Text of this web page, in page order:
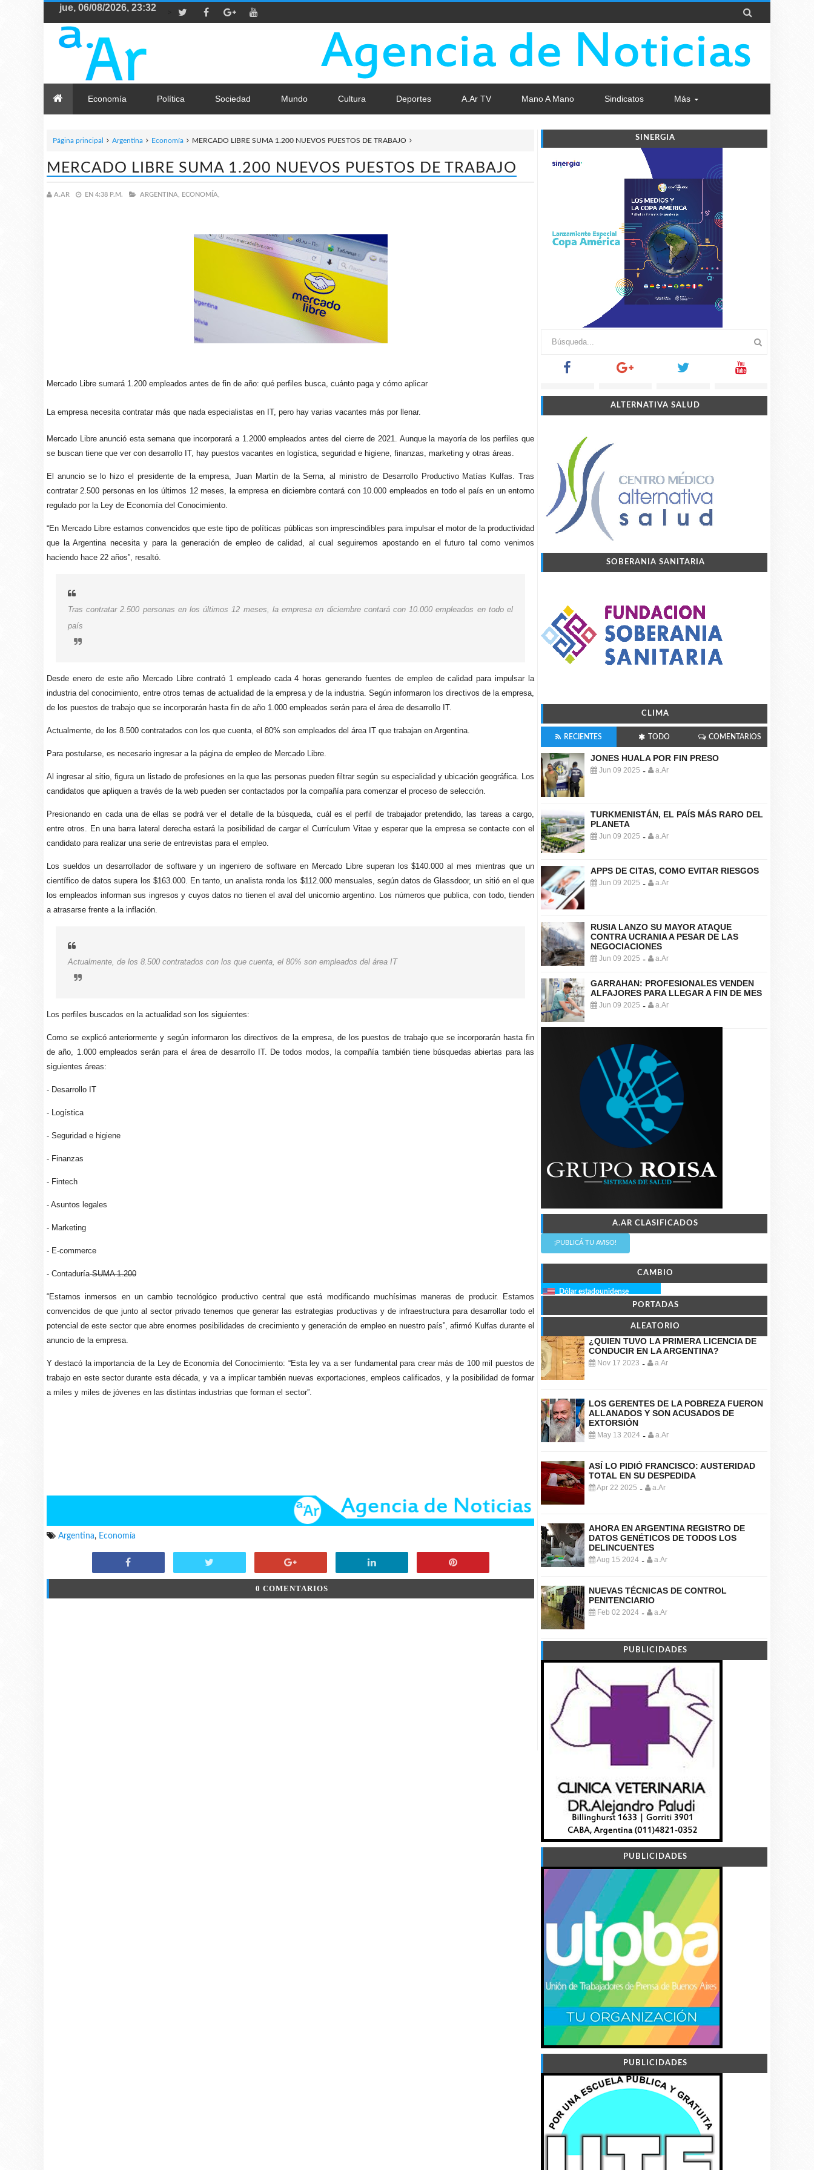

Economía Política Sociedad Mundo Cultura Deportes A.Ar TV Mano A Mano Sindicatos Más
Página principal Argentina Economía MERCADO LIBRE SUMA 1.200 NUEVOS PUESTOS DE TRABAJO
MERCADO LIBRE SUMA 1.200 NUEVOS PUESTOS DE TRABAJO
A.AR EN 4:38 P.M. ARGENTINA, ECONOMÍA,
Mercado Libre sumará 1.200 empleados antes de fin de año: qué perfiles busca, cuánto paga y cómo aplicar
La empresa necesita contratar más que nada especialistas en IT, pero hay varias vacantes más por llenar.
Mercado Libre anunció esta semana que incorporará a 1.2000 empleados antes del cierre de 2021. Aunque la mayoría de los perfiles que
se buscan tiene que ver con desarrollo IT, hay puestos vacantes en logística, seguridad e higiene, finanzas, marketing y otras áreas.
El anuncio se lo hizo el presidente de la empresa, Juan Martín de la Serna, al ministro de Desarrollo Productivo Matías Kulfas. Tras
contratar 2.500 personas en los últimos 12 meses, la empresa en diciembre contará con 10.000 empleados en todo el país en un entorno
regulado por la Ley de Economía del Conocimiento.
“En Mercado Libre estamos convencidos que este tipo de políticas públicas son imprescindibles para impulsar el motor de la productividad
que la Argentina necesita y para la generación de empleo de calidad, al cual seguiremos apostando en el futuro tal como venimos
haciendo hace 22 años”, resaltó.
Tras contratar 2.500 personas en los últimos 12 meses, la empresa en diciembre contará con 10.000 empleados en todo el
país
Desde enero de este año Mercado Libre contrató 1 empleado cada 4 horas generando fuentes de empleo de calidad para impulsar la
industria del conocimiento, entre otros temas de actualidad de la empresa y de la industria. Según informaron los directivos de la empresa,
de los puestos de trabajo que se incorporarán hasta fin de año 1.000 empleados serán para el área de desarrollo IT.
Actualmente, de los 8.500 contratados con los que cuenta, el 80% son empleados del área IT que trabajan en Argentina.
Para postularse, es necesario ingresar a la página de empleo de Mercado Libre.
Al ingresar al sitio, figura un listado de profesiones en la que las personas pueden filtrar según su especialidad y ubicación geográfica. Los
candidatos que apliquen a través de la web pueden ser contactados por la compañía para comenzar el proceso de selección.
Presionando en cada una de ellas se podrá ver el detalle de la búsqueda, cuál es el perfil de trabajador pretendido, las tareas a cargo,
entre otros. En una barra lateral derecha estará la posibilidad de cargar el Currículum Vitae y esperar que la empresa se contacte con el
candidato para realizar una serie de entrevistas para el empleo.
Los sueldos un desarrollador de software y un ingeniero de software en Mercado Libre superan los $140.000 al mes mientras que un
científico de datos supera los $163.000. En tanto, un analista ronda los $112.000 mensuales, según datos de Glassdoor, un sitió en el que
los empleados informan sus ingresos y cuyos datos no tienen el aval del unicornio argentino. Los números que publica, con todo, tienden
a atrasarse frente a la inflación.
Actualmente, de los 8.500 contratados con los que cuenta, el 80% son empleados del área IT
Los perfiles buscados en la actualidad son los siguientes:
Como se explicó anteriormente y según informaron los directivos de la empresa, de los puestos de trabajo que se incorporarán hasta fin
de año, 1.000 empleados serán para el área de desarrollo IT. De todos modos, la compañía también tiene búsquedas abiertas para las
siguientes áreas:
- Desarrollo IT
- Logística
- Seguridad e higiene
- Finanzas
- Fintech
- Asuntos legales
- Marketing
- E-commerce
- ContaduríaSUMA 1.200
“Estamos inmersos en un cambio tecnológico productivo central que está modificando muchísimas maneras de producir. Estamos
convencidos de que junto al sector privado tenemos que generar las estrategias productivas y de infraestructura para desarrollar todo el
potencial de este sector que abre enormes posibilidades de crecimiento y generación de empleo en nuestro país”, afirmó Kulfas durante el
anuncio de la empresa.
Y destacó la importancia de la Ley de Economía del Conocimiento: “Esta ley va a ser fundamental para crear más de 100 mil puestos de
trabajo en este sector durante esta década, y va a implicar también nuevas exportaciones, empleos calificados, y la posibilidad de formar
a miles y miles de jóvenes en las distintas industrias que forman el sector”.
Argentina, Economía
0 COMENTARIOS
SINERGIA
ALTERNATIVA SALUD
SOBERANIA SANITARIA
CLIMA
RECIENTES TODO COMENTARIOS
JONES HUALA POR FIN PRESO
Jun 09 2025 - a.Ar
TURKMENISTÁN, EL PAÍS MÁS RARO DEL
PLANETA
Jun 09 2025 - a.Ar
APPS DE CITAS, COMO EVITAR RIESGOS
Jun 09 2025 - a.Ar
RUSIA LANZO SU MAYOR ATAQUE
CONTRA UCRANIA A PESAR DE LAS
NEGOCIACIONES
Jun 09 2025 - a.Ar
GARRAHAN: PROFESIONALES VENDEN
ALFAJORES PARA LLEGAR A FIN DE MES
Jun 09 2025 - a.Ar
A.AR CLASIFICADOS
¡PUBLICÁ TU AVISO!
CAMBIO
Dólar estadounidense
PORTADAS
ALEATORIO
¿QUIEN TUVO LA PRIMERA LICENCIA DE
CONDUCIR EN LA ARGENTINA?
Nov 17 2023 - a.Ar
LOS GERENTES DE LA POBREZA FUERON
ALLANADOS Y SON ACUSADOS DE
EXTORSIÓN
May 13 2024 - a.Ar
ASÍ LO PIDIÓ FRANCISCO: AUSTERIDAD
TOTAL EN SU DESPEDIDA
Apr 22 2025 - a.Ar
AHORA EN ARGENTINA REGISTRO DE
DATOS GENÉTICOS DE TODOS LOS
DELINCUENTES
Aug 15 2024 - a.Ar
NUEVAS TÉCNICAS DE CONTROL
PENITENCIARIO
Feb 02 2024 - a.Ar
PUBLICIDADES
PUBLICIDADES
PUBLICIDADES